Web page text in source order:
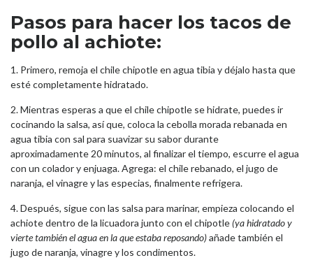
Pasos para hacer los tacos de
pollo al achiote:
1. Primero, remoja el chile chipotle en agua tibia y déjalo hasta que
esté completamente hidratado.
2. Mientras esperas a que el chile chipotle se hidrate, puedes ir
cocinando la salsa, así que, coloca la cebolla morada rebanada en
agua tibia con sal para suavizar su sabor durante
aproximadamente 20 minutos, al finalizar el tiempo, escurre el agua
con un colador y enjuaga. Agrega: el chile rebanado, el jugo de
naranja, el vinagre y las especias, finalmente refrigera.
4. Después, sigue con las salsa para marinar, empieza colocando el
achiote dentro de la licuadora junto con el chipotle(ya hidratado y
vierte también el agua en la que estaba reposando)añade también el
jugo de naranja, vinagre y los condimentos.